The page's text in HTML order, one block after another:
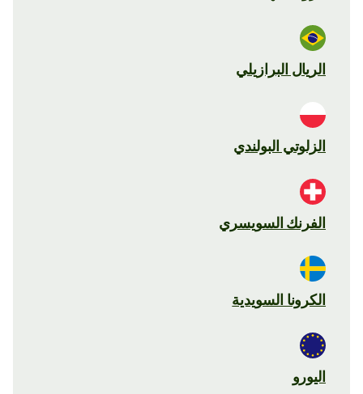
الريال البرازيلي
الزلوتي البولندي
الفرنك السويسري
الكرونا السويدية
اليورو